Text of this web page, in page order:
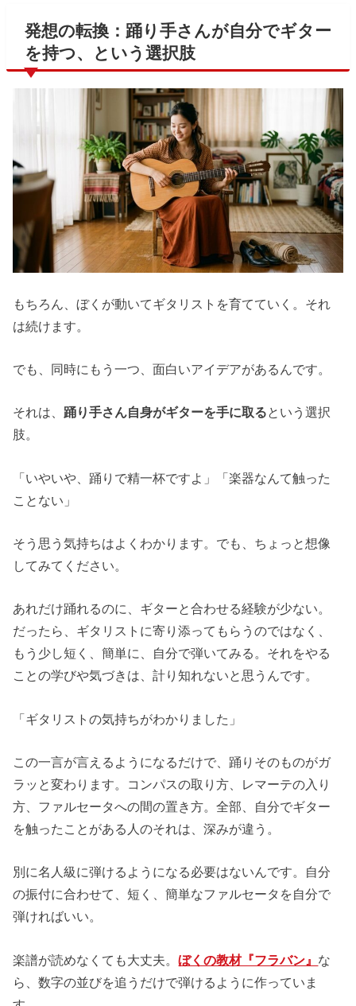
発想の転換：踊り手さんが自分でギター
を持つ、という選択肢
もちろん、ぼくが動いてギタリストを育てていく。それ
は続けます。
でも、同時にもう一つ、面白いアイデアがあるんです。
それは、 踊り手さん自身がギターを手に取るという選択
肢。
「いやいや、踊りで精一杯ですよ」「楽器なんて触った
ことない」
そう思う気持ちはよくわかります。でも、ちょっと想像
してみてください。
あれだけ踊れるのに、ギターと合わせる経験が少ない。
だったら、ギタリストに寄り添ってもらうのではなく、
もう少し短く、簡単に、自分で弾いてみる。それをやる
ことの学びや気づきは、計り知れないと思うんです。
「ギタリストの気持ちがわかりました」
この一言が言えるようになるだけで、踊りそのものがガ
ラッと変わります。コンパスの取り方、レマーテの入り
方、ファルセータへの間の置き方。全部、自分でギター
を触ったことがある人のそれは、深みが違う。
別に名人級に弾けるようになる必要はないんです。自分
の振付に合わせて、短く、簡単なファルセータを自分で
弾ければいい。
楽譜が読めなくても大丈夫。ぼくの教材『フラバン』 な
ら、数字の並びを追うだけで弾けるように作っていま